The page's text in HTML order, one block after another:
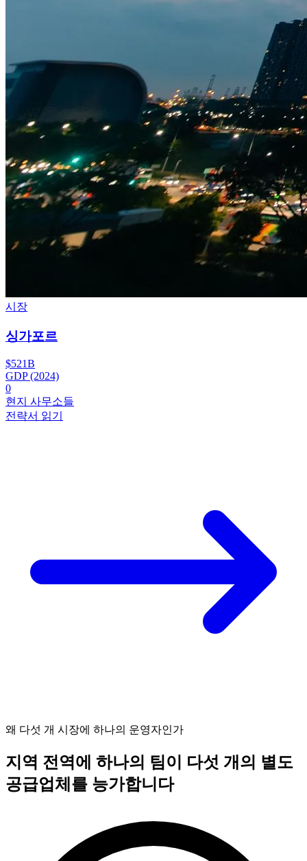
시장
싱가포르
$521B
GDP (2024)
0
현지 사무소들
전략서 읽기
왜 다섯 개 시장에 하나의 운영자인가
지역 전역에 하나의 팀이 다섯 개의 별도
공급업체를 능가합니다